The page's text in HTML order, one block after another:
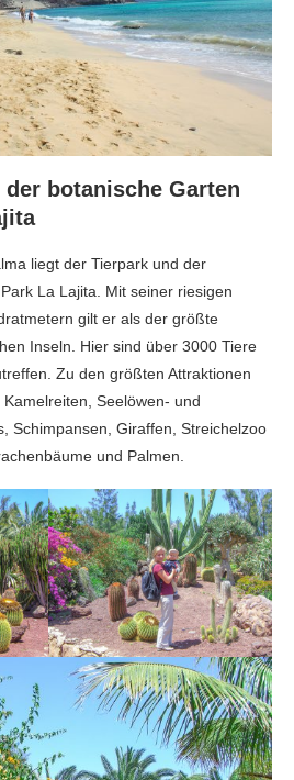
botanische Garten
liegt der Tierpark und der
La Lajita. Mit seiner riesigen
gilt er als der größte
Inseln. Hier sind über 3000 Tiere
Zu den größten Attraktionen
Seelöwen- und
Schimpansen, Giraffen, Streichelzoo
und Palmen.